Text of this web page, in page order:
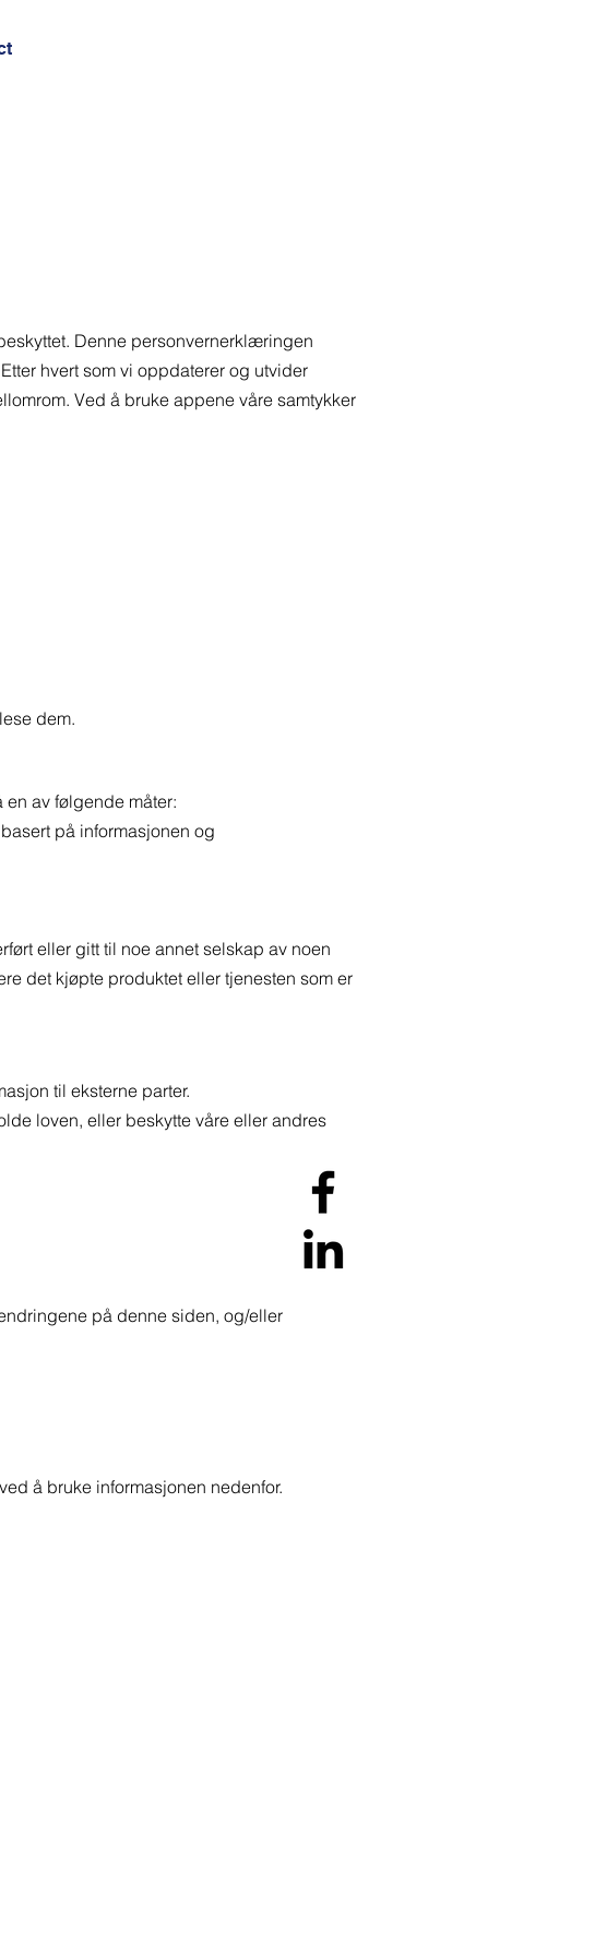
Denne personvernerklæringen
hvert som vi oppdaterer og utvider
Ved å bruke appene våre samtykker
dem.
av følgende måter:
på informasjonen og
eller gitt til noe annet selskap av noen
det kjøpte produktet eller tjenesten som er
til eksterne parter.
loven, eller beskytte våre eller andres
på denne siden, og/eller
å bruke informasjonen nedenfor.